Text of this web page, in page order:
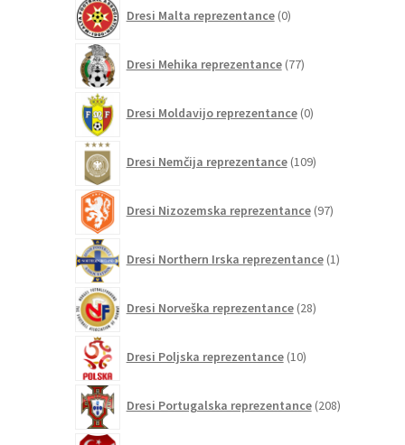
Dresi Malta reprezentance 0izdelkov
Dresi Mehika reprezentance 77izdelkov
Dresi Moldavijo reprezentance 0izdelkov
Dresi Nemčija reprezentance 109izdelkov
Dresi Nizozemska reprezentance 97izdelkov
Dresi Northern Irska reprezentance 1izdelek
Dresi Norveška reprezentance 28izdelkov
Dresi Poljska reprezentance 10izdelkov
Dresi Portugalska reprezentance 208izdelkov